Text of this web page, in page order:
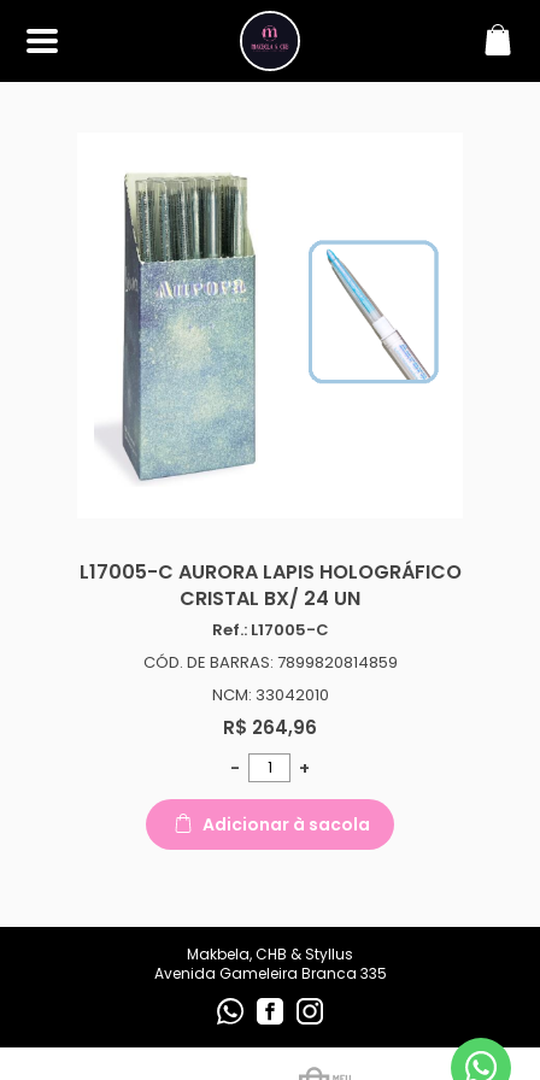
Styllus, sua fonte confiável de
maquiagens e acessórios de
alta qualidade. Somos
apaixonados por realçar a
beleza de nossos clientes,
oferecendo uma ampla gama
de produtos que inspiram
confiança e criatividade. Desde
os últimos lançamentos em
maquiagem até os acessórios
mais elegantes, estamos aqui
para ajudá-lo a alcançar seu
visual dos sonhos. Explore nossa
seleção cuidadosamente
selecionada e descubra como a
beleza se torna uma expressão
única conosco.
makbelachb@gmail.com
L17005-C AURORA LAPIS HOLOGRÁFICO
CRISTAL BX/ 24 UN
Ref.: L17005-C
CÓD. DE BARRAS: 7899820814859
NCM: 33042010
R$ 264,96
- +
Adicionar à sacola
Makbela, CHB & Styllus
Avenida Gameleira Branca 335